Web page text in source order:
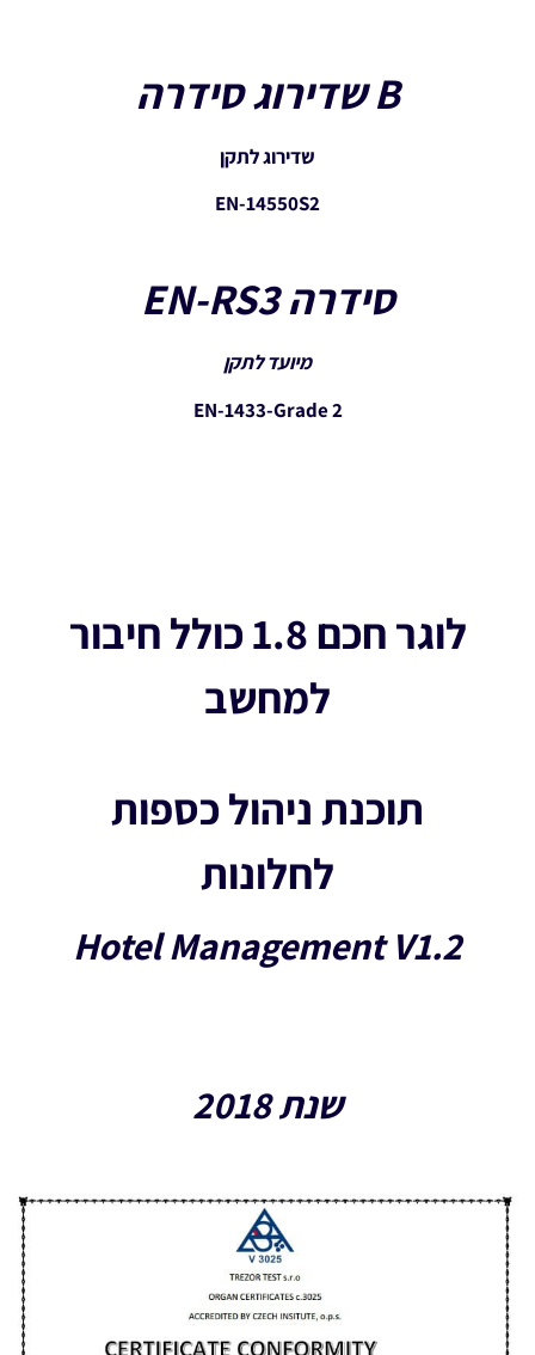
B שדירוג סידרה
שדירוג לתקן
EN-14550S2
סידרה EN-RS3
מיועד לתקן
EN-1433-Grade 2
לוגר חכם 1.8 כולל חיבור
למחשב
תוכנת ניהול כספות
לחלונות
Hotel Management V1.2
שנת 2018